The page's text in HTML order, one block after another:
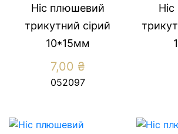
Ніс плюшевий
трикутний сірий
10*15мм
7,00 ₴
052097